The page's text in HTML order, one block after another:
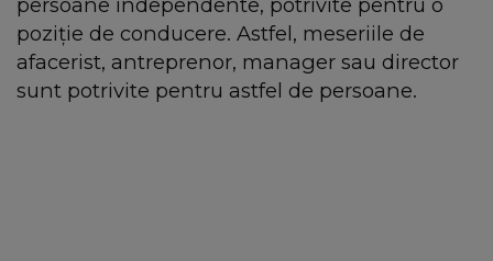
poziție de conducere. Astfel, meseriile de
afacerist, antreprenor, manager sau director
sunt potrivite pentru astfel de persoane.